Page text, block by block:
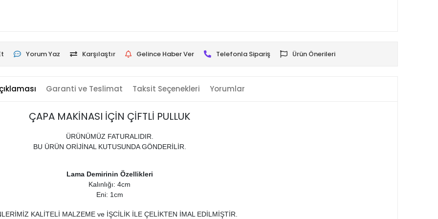
Yorum Yaz Karşılaştır Gelince Haber Ver Telefonla Sipariş Ürün Önerileri
Garanti ve Teslimat Taksit Seçenekleri Yorumlar
ÇAPA MAKİNASI İÇİN ÇİFTLİ PULLUK
ÜRÜNÜMÜZ FATURALIDIR.
BU ÜRÜN ORİJİNAL KUTUSUNDA GÖNDERİLİR.
Lama Demirinin Özellikleri
Kalınlığı: 4cm
Eni: 1cm
KALİTELİ MALZEME ve İŞCİLİK İLE ÇELİKTEN İMAL EDİLMİŞTİR.